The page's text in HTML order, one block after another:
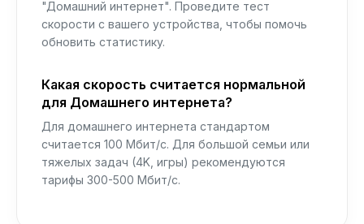
"Домашний интернет". Проведите тест
скорости с вашего устройства, чтобы помочь
обновить статистику.
Какая скорость считается нормальной
для Домашнего интернета?
Для домашнего интернета стандартом
считается 100 Мбит/с. Для большой семьи или
тяжелых задач (4K, игры) рекомендуются
тарифы 300-500 Мбит/с.